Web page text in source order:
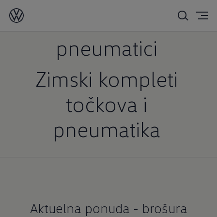
pneumatici
Zimski kompleti
točkova i
pneumatika
Aktuelna ponuda - brošura